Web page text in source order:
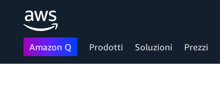
Amazon Q Prodotti Soluzioni Prezzi